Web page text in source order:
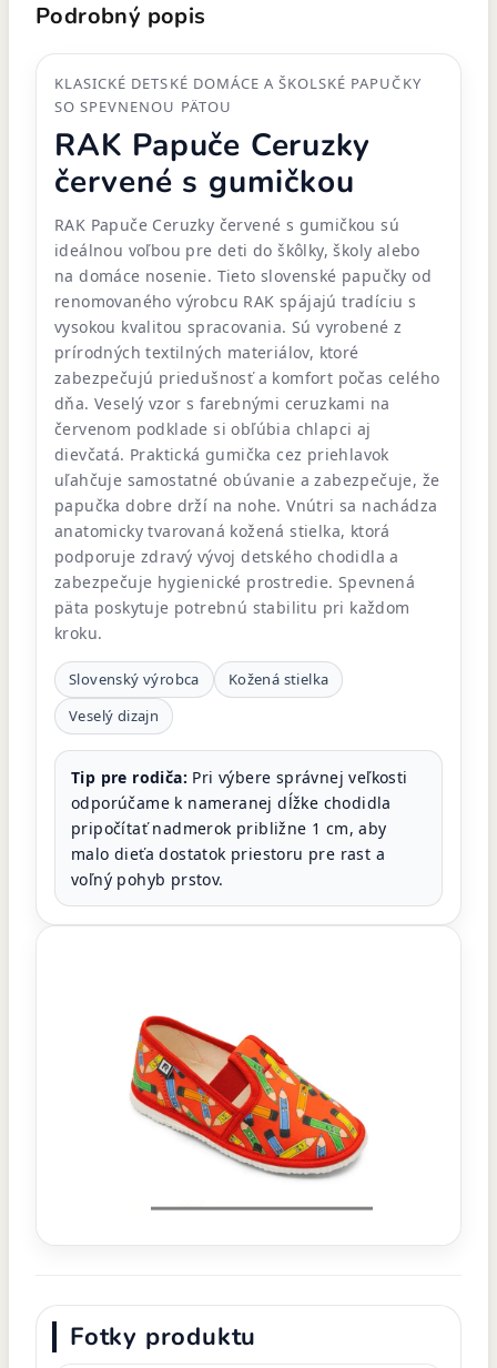
Podrobný popis
KLASICKÉ DETSKÉ DOMÁCE A ŠKOLSKÉ PAPUČKY
SO SPEVNENOU PÄTOU
RAK Papuče Ceruzky
červené s gumičkou
RAK Papuče Ceruzky červené s gumičkou sú
ideálnou voľbou pre deti do škôlky, školy alebo
na domáce nosenie. Tieto slovenské papučky od
renomovaného výrobcu RAK spájajú tradíciu s
vysokou kvalitou spracovania. Sú vyrobené z
prírodných textilných materiálov, ktoré
zabezpečujú priedušnosť a komfort počas celého
dňa. Veselý vzor s farebnými ceruzkami na
červenom podklade si obľúbia chlapci aj
dievčatá. Praktická gumička cez priehlavok
uľahčuje samostatné obúvanie a zabezpečuje, že
papučka dobre drží na nohe. Vnútri sa nachádza
anatomicky tvarovaná kožená stielka, ktorá
podporuje zdravý vývoj detského chodidla a
zabezpečuje hygienické prostredie. Spevnená
päta poskytuje potrebnú stabilitu pri každom
kroku.
Slovenský výrobca
Kožená stielka
Veselý dizajn
Tip pre rodiča: Pri výbere správnej veľkosti
odporúčame k nameranej dĺžke chodidla
pripočítať nadmerok približne 1 cm, aby
malo dieťa dostatok priestoru pre rast a
voľný pohyb prstov.
Fotky produktu